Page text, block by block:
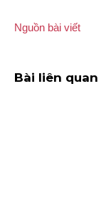
Nguồn bài viết
Bài liên quan